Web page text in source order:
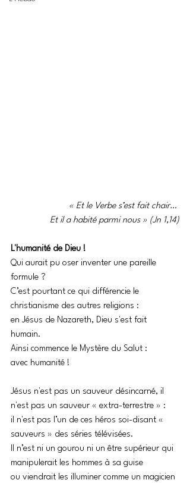
« Et le Verbe s’est fait chair…
Et il a habité parmi nous » (Jn 1,14)
L'humanité de Dieu !
Qui aurait pu oser inventer une pareille
formule ?
C’est pourtant ce qui différencie le
christianisme des autres religions :
en Jésus de Nazareth, Dieu s'est fait
humain.
Ainsi commence le Mystère du Salut :
avec humanité !
Jésus n'est pas un sauveur désincarné, il
n'est pas un sauveur « extra-terrestre » :
il n'est pas l’un de ces héros soi-disant «
sauveurs » des séries télévisées.
Il n’est ni un gourou ni un être supérieur qui
manipulerait les hommes à sa guise
ou viendrait les illuminer comme un magicien